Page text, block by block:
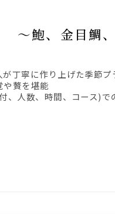
】 ～鮑、金目
丁寧に作り上げた季節プ
贅を堪能
人数、時間、コース)